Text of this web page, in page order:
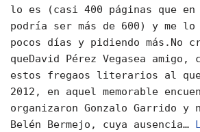
lo es (casi 400 páginas que
podría ser más de 600) y me
pocos días y pidiendo más.No
queDavid Pérez Vegasea amigo,
estos fregaos literarios al
2012, en aquel memorable
organizaron Gonzalo Garrido y
Belén Bermejo, cuya ausencia…